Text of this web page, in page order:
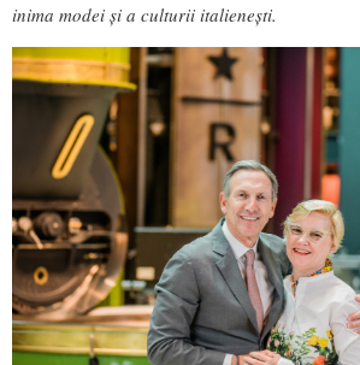
inima modei și a culturii italienești.